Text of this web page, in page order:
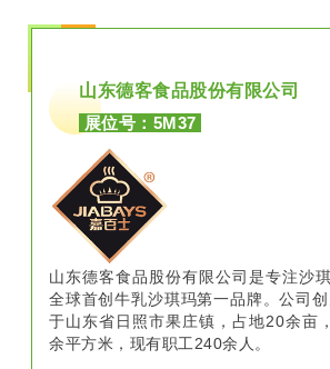
山东德客食品股份有限公司
展位号：5M37
山东德客食品股份有限公司是专注沙
全球首创牛乳沙琪玛第一品牌。公司
于山东省日照市果庄镇，占地20余亩
余平方米，现有职工240余人。